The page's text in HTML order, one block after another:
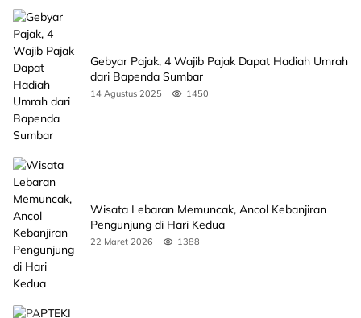
Gebyar Pajak, 4 Wajib Pajak Dapat Hadiah Umrah
dari Bapenda Sumbar
14 Agustus 2025 1450
Wisata Lebaran Memuncak, Ancol Kebanjiran
Pengunjung di Hari Kedua
22 Maret 2026 1388